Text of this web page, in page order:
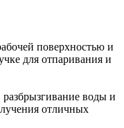
поверхностью и
для отпаривания и
воды и
отличных